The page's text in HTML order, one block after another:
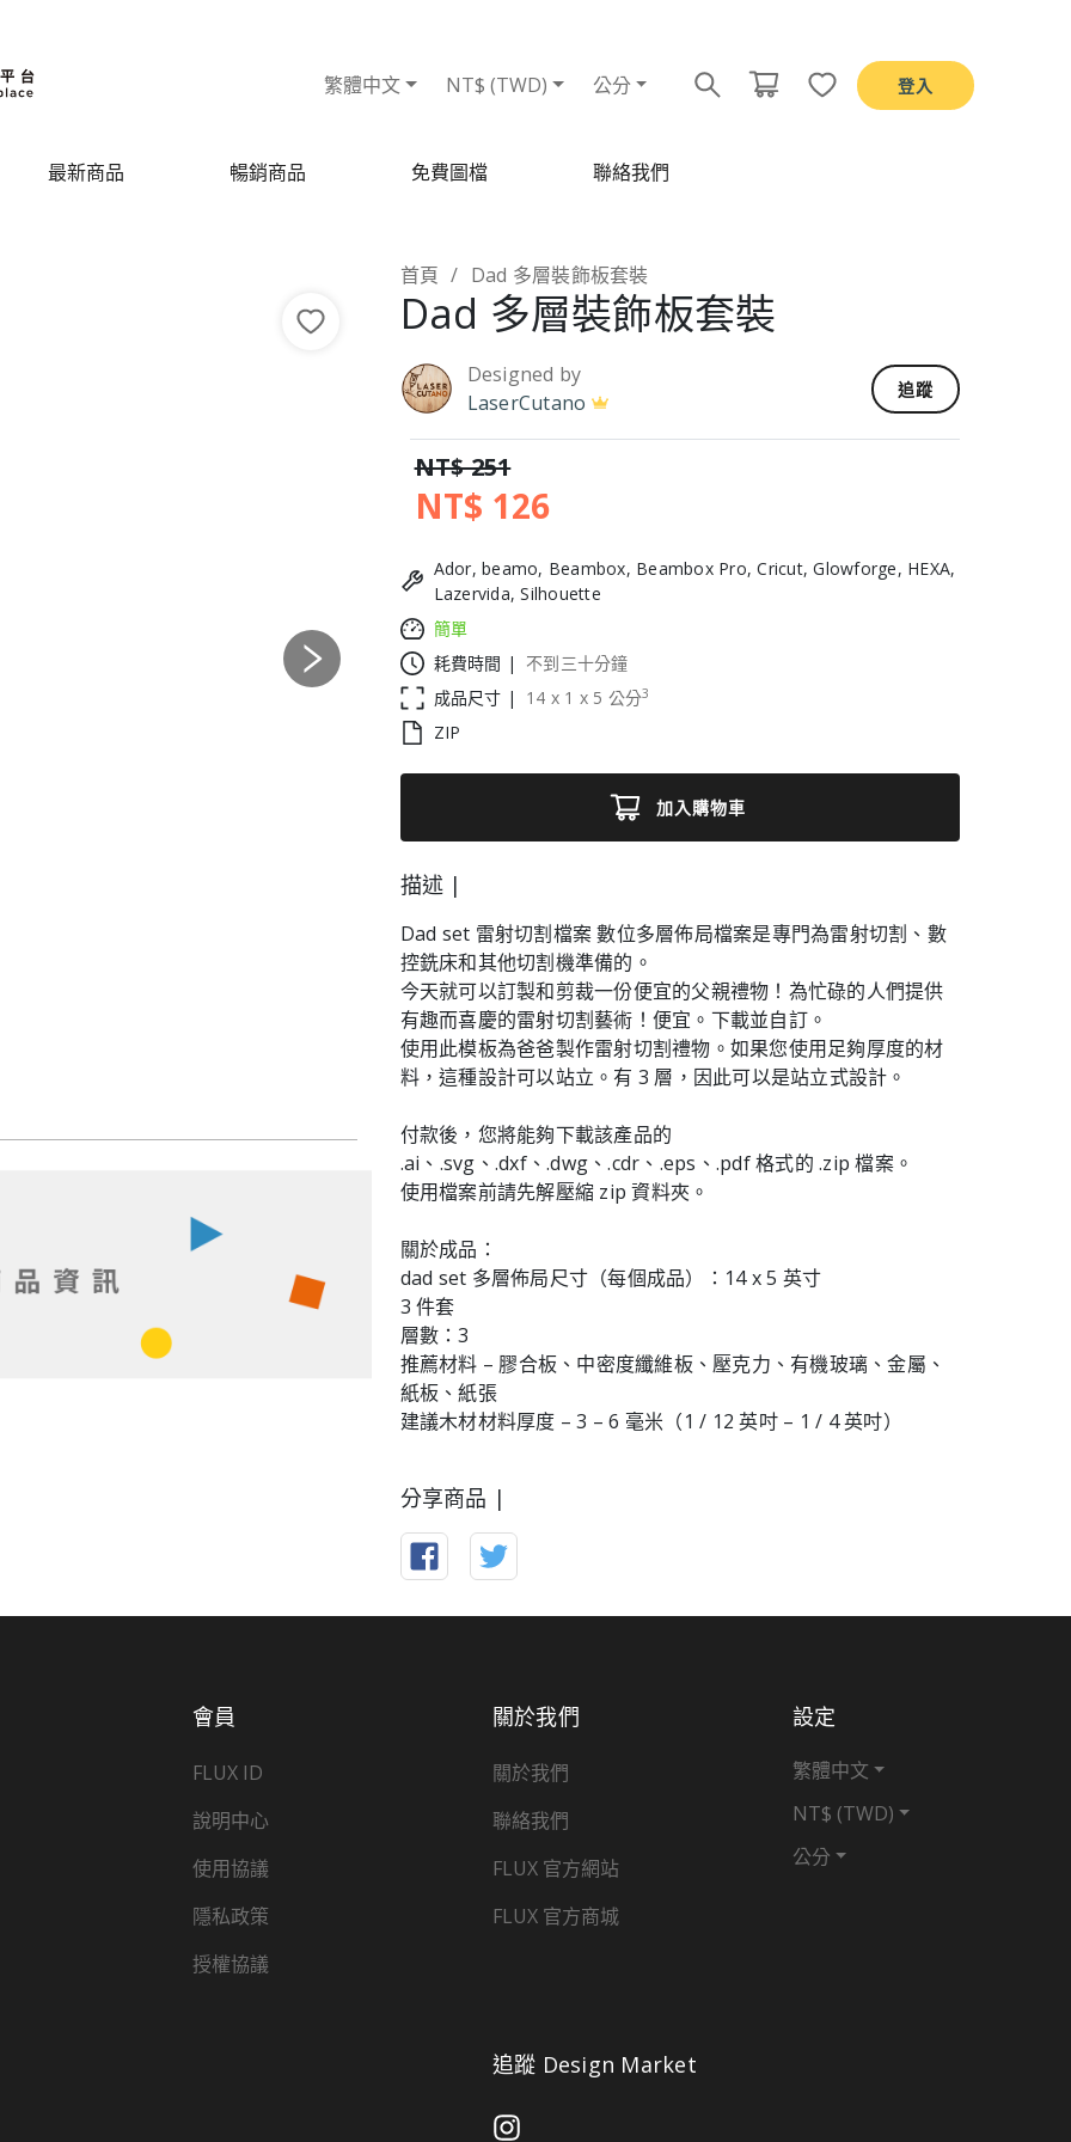
繁體中文 NT$ (TWD) 公分 登入
最新商品 暢銷商品 免費圖檔 聯絡我們
Next
首頁 Dad 多層裝飾板套裝
Dad 多層裝飾板套裝
Designed by
LaserCutano
追蹤
NT$ 251
NT$ 126
Ador, beamo, Beambox, Beambox Pro, Cricut, Glowforge, HEXA,
Lazervida, Silhouette
簡單
耗費時間 |
不到三十分鐘
成品尺寸 |
14 x 1 x 5 公分3
ZIP
加入購物車
描述 |
Dad set 雷射切割檔案 數位多層佈局檔案是專門為雷射切割、數
控銑床和其他切割機準備的。
今天就可以訂製和剪裁一份便宜的父親禮​​物！為忙碌的人們提供
有趣而喜慶的雷射切割藝術！便宜。下載並自訂。
使用此模板為爸爸製作雷射切割禮物。如果您使用足夠厚度的材
料，這種設計可以站立。有 3 層，因此可以是站立式設計。
付款後，您將能夠下載該產品的
.ai、.svg、.dxf、.dwg、.cdr、.eps、.pdf 格式的 .zip 檔案。
使用檔案前請先解壓縮 zip 資料夾。
關於成品：
dad set 多層佈局尺寸（每個成品）：14 x 5 英寸
3 件套
層數：3
推薦材料 – 膠合板、中密度纖維板、壓克力、有機玻璃、金屬、
紙板、紙張
建議木材材料厚度 – 3 – 6 毫米（1 / 12 英吋 – 1 / 4 英吋）
分享商品 |
會員
FLUX ID
說明中心
使用協議
隱私政策
授權協議
關於我們
關於我們
聯絡我們
FLUX 官方網站
FLUX 官方商城
設定
繁體中文
NT$ (TWD)
公分
追蹤 Design Market